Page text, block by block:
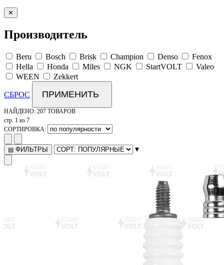
✕
Производитель
Beru Bosch Brisk Champion Denso
Fenox
Hella
Honda Miles NGK StartVOLT
Valeo
WEEN
Zekkert
СБРОС ПРИМЕНИТЬ
НАЙДЕНО: 207 ТОВАРОВ
стр. 1 из 7
СОРТИРОВКА:
▤ ФИЛЬТРЫ ▾